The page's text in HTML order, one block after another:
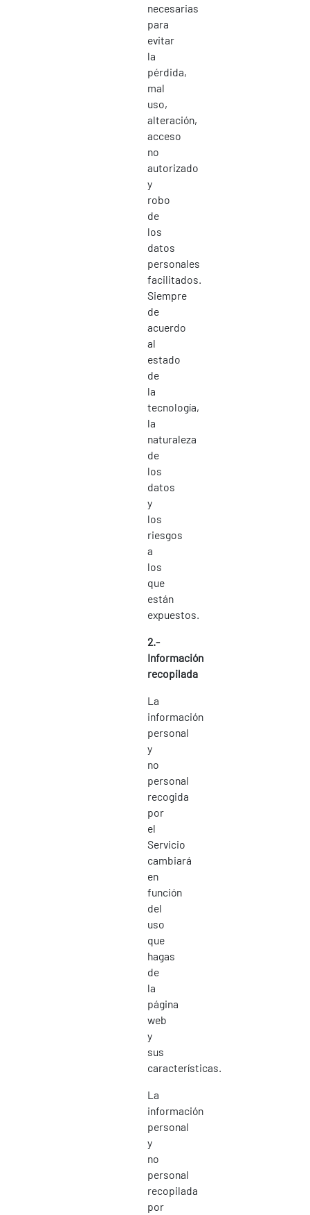
necesarias
para
evitar
la
pérdida,
mal
uso,
alteración,
acceso
no
autorizado
y
robo
de
los
datos
personales
facilitados.
Siempre
de
acuerdo
al
estado
de
la
tecnología,
la
naturaleza
de
los
datos
y
los
riesgos
a
los
que
están
expuestos.
2.-
Información
recopilada
La
información
personal
y
no
personal
recogida
por
el
Servicio
cambiará
en
función
del
uso
que
hagas
de
la
página
web
y
sus
características.
La
información
personal
y
no
personal
recopilada
por